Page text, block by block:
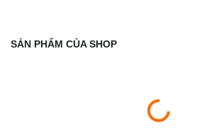
SẢN PHẨM CỦA SHOP